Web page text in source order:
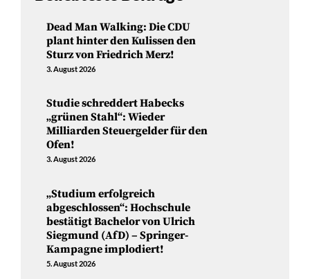
Dead Man Walking: Die CDU
plant hinter den Kulissen den
Sturz von Friedrich Merz!
3. August 2026
Studie schreddert Habecks
„grünen Stahl“: Wieder
Milliarden Steuergelder für den
Ofen!
3. August 2026
„Studium erfolgreich
abgeschlossen“: Hochschule
bestätigt Bachelor von Ulrich
Siegmund (AfD) – Springer-
Kampagne implodiert!
5. August 2026